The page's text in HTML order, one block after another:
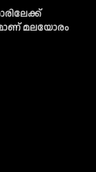
മലയോരം